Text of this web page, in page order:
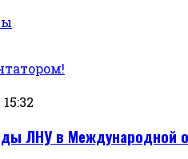
ЛНУ в Международной